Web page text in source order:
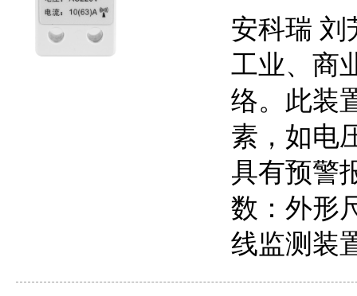
安科瑞 刘
工业、商
络。此装
素，如电
具有预警
数：外形
线监测装